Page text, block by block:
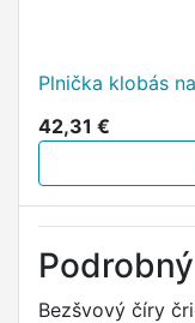
Plnička klobás
42,31 €
Bezšvový číry